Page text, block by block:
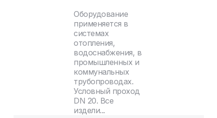
Оборудование
применяется в
системах
отопления,
водоснабжения, в
промышленных и
коммунальных
трубопроводах.
Условный проход
DN 20. Все
издели...